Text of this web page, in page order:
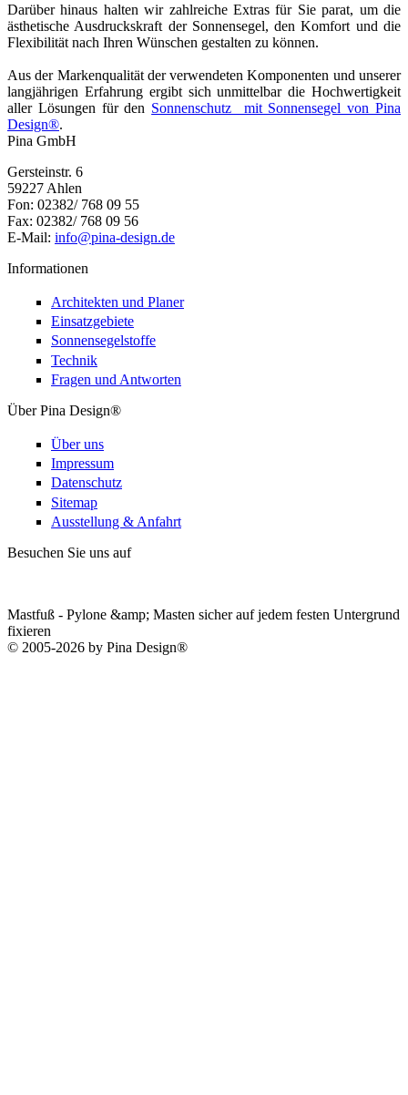
Darüber hinaus halten wir zahlreiche Extras für Sie parat, um die
ästhetische Ausdruckskraft der Sonnensegel, den Komfort und die
Flexibilität nach Ihren Wünschen gestalten zu können.
Aus der Markenqualität der verwendeten Komponenten und unserer
langjährigen Erfahrung ergibt sich unmittelbar die Hochwertigkeit
aller Lösungen für den Sonnenschutz mit Sonnensegel von Pina
Design®.
Pina GmbH
Gersteinstr. 6
59227 Ahlen
Fon: 02382/ 768 09 55
Fax: 02382/ 768 09 56
E-Mail: info@pina-design.de
Informationen
Architekten und Planer
Einsatzgebiete
Sonnensegelstoffe
Technik
Fragen und Antworten
Über Pina Design®
Über uns
Impressum
Datenschutz
Sitemap
Ausstellung & Anfahrt
Besuchen Sie uns auf
Mastfuß - Pylone &amp; Masten sicher auf jedem festen Untergrund
fixieren
© 2005-2026 by Pina Design®